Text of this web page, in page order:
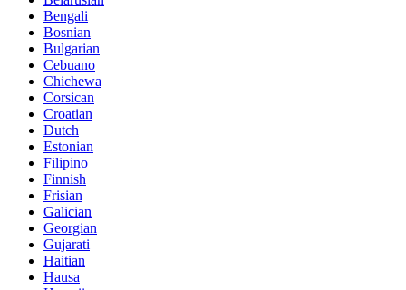
Bengali
Bosnian
Bulgarian
Cebuano
Chichewa
Corsican
Croatian
Dutch
Estonian
Filipino
Finnish
Frisian
Galician
Georgian
Gujarati
Haitian
Hausa